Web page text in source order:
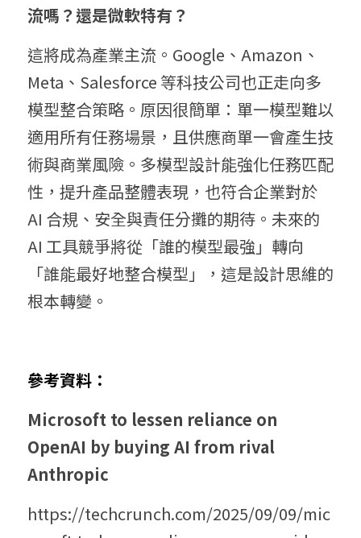
流嗎？還是微軟特有？
這將成為產業主流。Google、Amazon、
Meta、Salesforce 等科技公司也正走向多
模型整合策略。原因很簡單：單一模型難以
適用所有任務場景，且供應商單一會產生技
術與商業風險。多模型設計能強化任務匹配
性，提升產品整體表現，也符合企業對於
AI 合規、安全與責任分攤的期待。未來的
AI 工具競爭將從「誰的模型最強」轉向
「誰能最好地整合模型」，這是設計思維的
根本轉變。
參考資料：
Microsoft to lessen reliance on
OpenAI by buying AI from rival
Anthropic
https://techcrunch.com/2025/09/09/mic